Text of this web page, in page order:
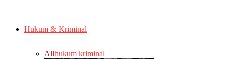
Hukum & Kriminal
Allhukum kriminal